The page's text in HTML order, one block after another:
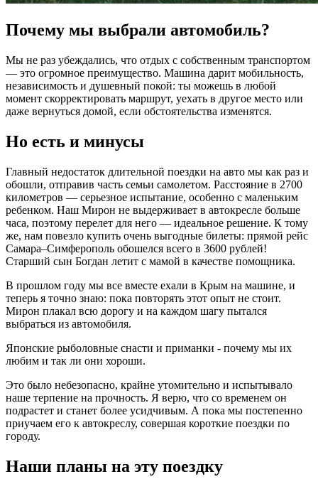
Почему мы выбрали автомобиль?
Мы не раз убеждались, что отдых с собственным транспортом
— это огромное преимущество. Машина дарит мобильность,
независимость и душевный покой: ты можешь в любой
момент скорректировать маршрут, уехать в другое место или
даже вернуться домой, если обстоятельства изменятся.
Но есть и минусы
Главный недостаток длительной поездки на авто мы как раз и
обошли, отправив часть семьи самолетом. Расстояние в 2700
километров — серьезное испытание, особенно с маленьким
ребенком. Наш Мирон не выдерживает в автокресле больше
часа, поэтому перелет для него — идеальное решение. К тому
же, нам повезло купить очень выгодные билеты: прямой рейс
Самара–Симферополь обошелся всего в 3600 рублей!
Старший сын Богдан летит с мамой в качестве помощника.
В прошлом году мы все вместе ехали в Крым на машине, и
теперь я точно знаю: пока повторять этот опыт не стоит.
Мирон плакал всю дорогу и на каждом шагу пытался
выбраться из автомобиля.
Японские рыболовные снасти и приманки - почему мы их
любим и так ли они хороши.
Это было небезопасно, крайне утомительно и испытывало
наше терпение на прочность. Я верю, что со временем он
подрастет и станет более усидчивым. А пока мы постепенно
приучаем его к автокреслу, совершая короткие поездки по
городу.
Наши планы на эту поездку